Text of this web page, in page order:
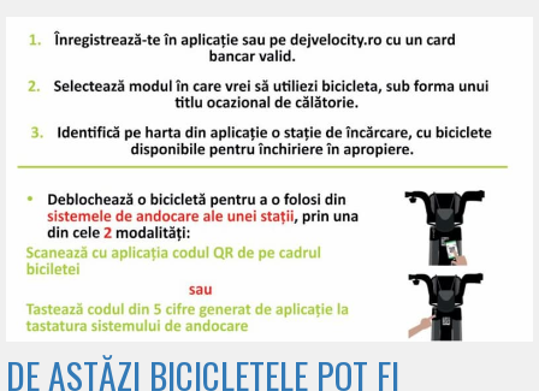
DE ASTĂZI BICICLETELE POT FI